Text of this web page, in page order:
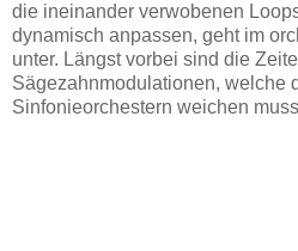
die ineinander verwobenen
dynamisch anpassen, geht im
unter. Längst vorbei sind die
Sägezahnmodulationen, welche
Sinfonieorchestern weichen